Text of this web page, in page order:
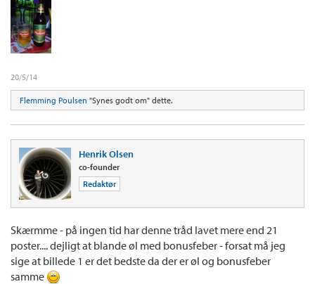
20/5/14
Flemming Poulsen "Synes godt om" dette.
Henrik Olsen
co-founder
Redaktør
Skærmme - på ingen tid har denne tråd lavet mere end 21
poster.... dejligt at blande øl med bonusfeber - forsat må jeg
sige at billede 1 er det bedste da der er øl og bonusfeber
samme